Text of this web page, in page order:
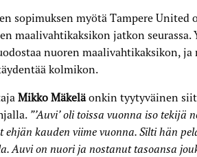
sopimuksen myötä Tampere
maalivahtikaksikon jatkon seurassa.
nuoren maalivahtikaksikon,
kolmikon.
Mikko Mäkeläonkin tyytyväinen
”’Auvi’ oli toissa vuonna iso tekijä
ehjän kauden viime vuonna. Silti hän
Auvi on nuori ja nostanut tasoansa